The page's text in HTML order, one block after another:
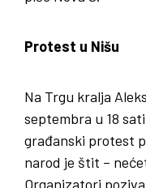
Protest u Nišu
Na Trgu kralja
septembra u 18
građanski protest
narod je štit –
Organizatori